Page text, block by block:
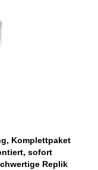
Komplettpaket
sofort
Replik